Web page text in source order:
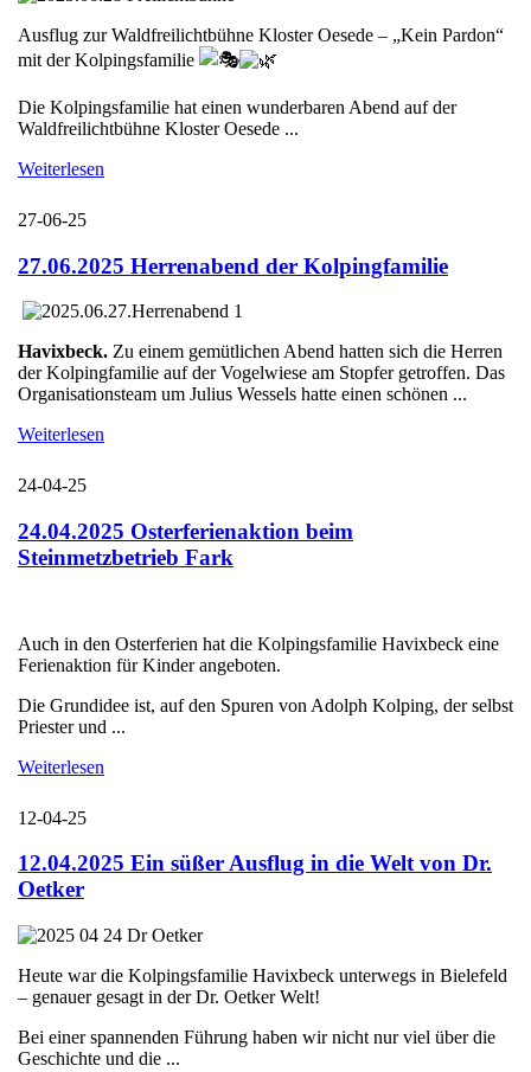
Ausflug zur Waldfreilichtbühne Kloster Oesede – „Kein Pardon“
mit der Kolpingsfamilie
Die Kolpingsfamilie hat einen wunderbaren Abend auf der
Waldfreilichtbühne Kloster Oesede ...
Weiterlesen
27-06-25
27.06.2025 Herrenabend der Kolpingfamilie
Havixbeck. Zu einem gemütlichen Abend hatten sich die Herren
der Kolpingfamilie auf der Vogelwiese am Stopfer getroffen. Das
Organisationsteam um Julius Wessels hatte einen schönen ...
Weiterlesen
24-04-25
24.04.2025 Osterferienaktion beim
Steinmetzbetrieb Fark
Auch in den Osterferien hat die Kolpingsfamilie Havixbeck eine
Ferienaktion für Kinder angeboten.
Die Grundidee ist, auf den Spuren von Adolph Kolping, der selbst
Priester und ...
Weiterlesen
12-04-25
12.04.2025 Ein süßer Ausflug in die Welt von Dr.
Oetker
Heute war die Kolpingsfamilie Havixbeck unterwegs in Bielefeld
– genauer gesagt in der Dr. Oetker Welt!
Bei einer spannenden Führung haben wir nicht nur viel über die
Geschichte und die ...